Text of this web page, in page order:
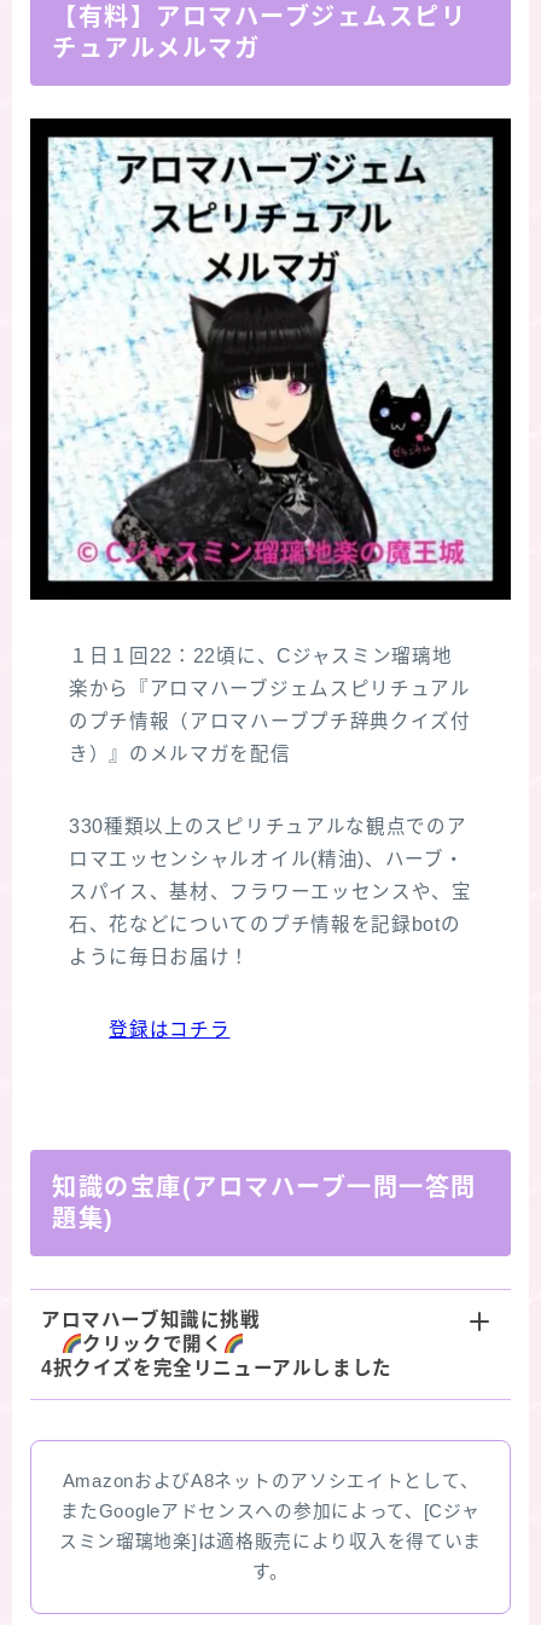
【有料】アロマハーブジェムスピリ
チュアルメルマガ
１日１回22：22頃に、Cジャスミン瑠璃地
楽から『アロマハーブジェムスピリチュアル
のプチ情報（アロマハーブプチ辞典クイズ付
き）』のメルマガを配信
330種類以上のスピリチュアルな観点でのア
ロマエッセンシャルオイル(精油)、ハーブ・
スパイス、基材、フラワーエッセンスや、宝
石、花などについてのプチ情報を記録botの
ように毎日お届け！
登録はコチラ
知識の宝庫(アロマハーブ一問一答問
題集)
アロマハーブ知識に挑戦
クリックで開く
4択クイズを完全リニューアルしました
AmazonおよびA8ネットのアソシエイトとして、
またGoogleアドセンスへの参加によって、[Cジャ
スミン瑠璃地楽]は適格販売により収入を得ていま
す。